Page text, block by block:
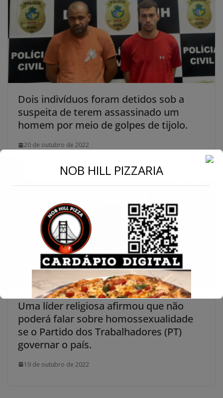
Dois indivíduos foram detidos sob a
suspeita de terem assassinado um
homem por meio de golpes de tijolo.
20 de outubro de 2022
Uma líder religiosa afirmou que não
poderá falar sobre homossexualidade
se o Partido dos Trabalhadores (PT)
governar o país.
19 de outubro de 2022
NOB HILL PIZZARIA